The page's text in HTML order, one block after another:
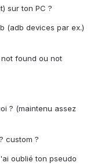
sur ton PC ?
(adb devices par ex.)
found ou not
? (maintenu assez
custom ?
oublié ton pseudo